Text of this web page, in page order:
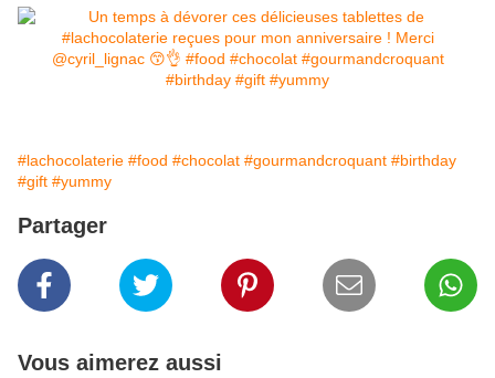
#lachocolaterie #food #chocolat #gourmandcroquant #birthday
#gift #yummy
Partager
Vous aimerez aussi